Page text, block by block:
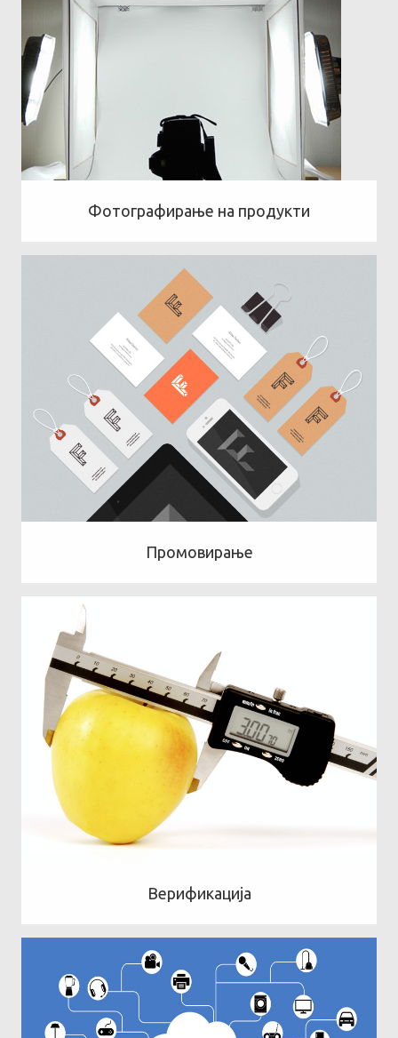
Фотографирање на продукти
Промовирање
Верификација